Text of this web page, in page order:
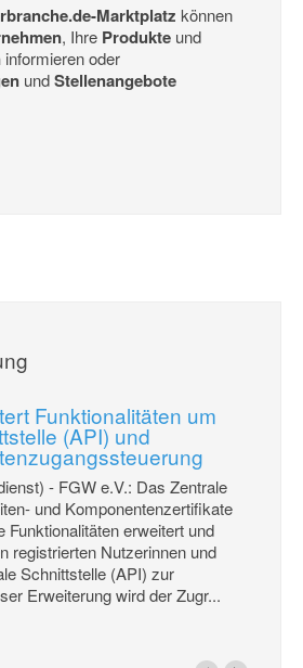
Marktplatz können
, Ihre Produkte und
informieren oder
undStellenangebote
Funktionalitäten um
(API) und
- FGW e.V.: Das Zentrale
und Komponentenzertifikate
Funktionalitäten erweitert und
registrierten Nutzerinnen und
Schnittstelle (API) zur
Erweiterung wird der Zugr...